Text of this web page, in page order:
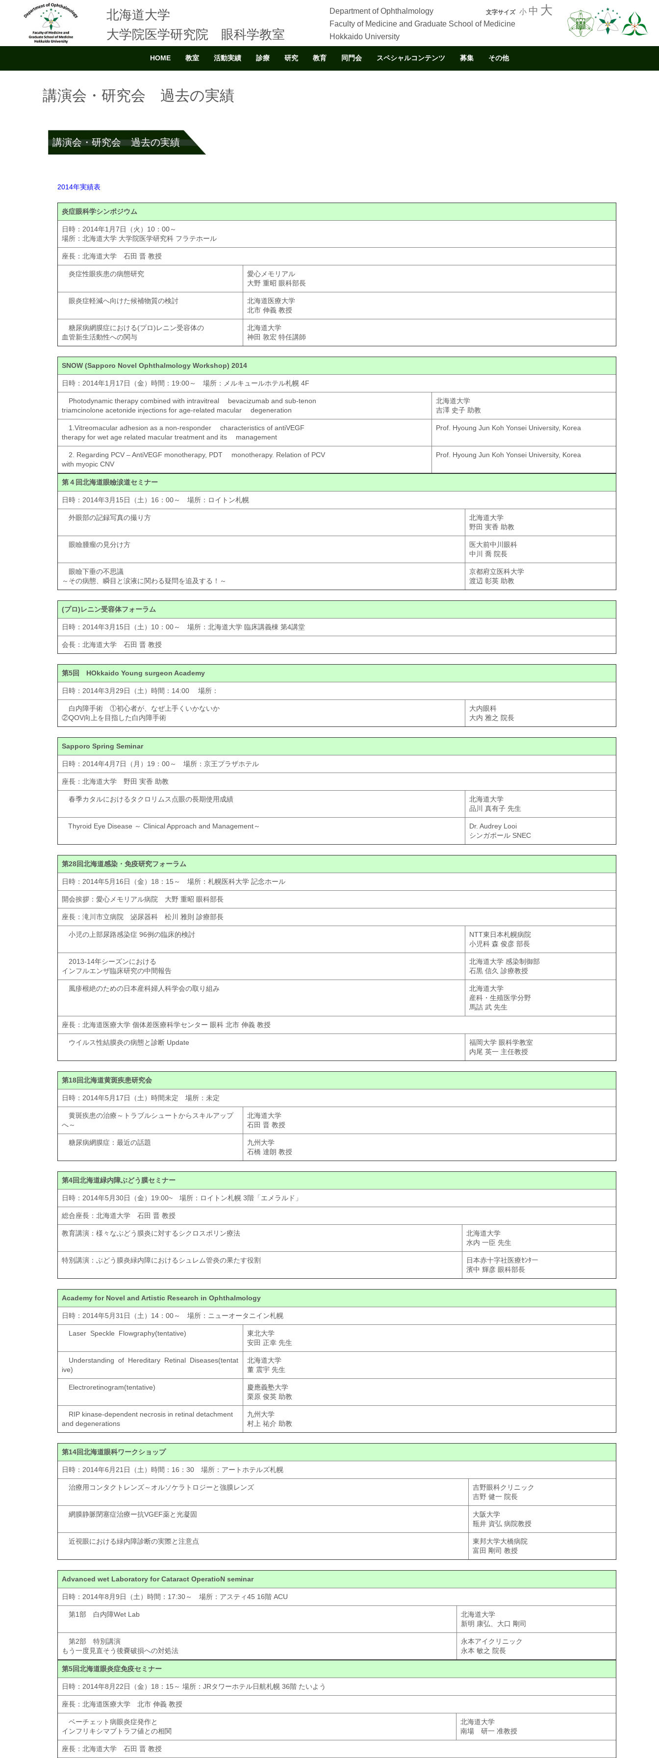
北海道大学
大学院医学研究院 眼科学教室
Department of Ophthalmology
Faculty of Medicine and Graduate School of Medicine
Hokkaido University
文字サイズ 小 中 大
HOME 教室 活動実績 診療 研究 教育 同門会 スペシャルコンテンツ 募集 その他
講演会・研究会 過去の実績
講演会・研究会 過去の実績
2014年実績表
炎症眼科学シンポジウム
日時：2014年1月7日（火）10：00～
場所：北海道大学 大学院医学研究科 フラテホール
座長：北海道大学 石田 晋 教授
炎症性眼疾患の病態研究
愛心メモリアル
大野 重昭 眼科部長
眼炎症軽減へ向けた候補物質の検討
北海道医療大学
北市 伸義 教授
糖尿病網膜症における(プロ)レニン受容体の
血管新生活動性への関与
北海道大学
神田 敦宏 特任講師
SNOW (Sapporo Novel Ophthalmology Workshop) 2014
日時：2014年1月17日（金）時間：19:00～ 場所：メルキュールホテル札幌 4F
Photodynamic therapy combined with intravitreal bevacizumab and sub-tenon
triamcinolone acetonide injections for age-related macular degeneration
北海道大学
吉澤 史子 助教
1.Vitreomacular adhesion as a non-responder characteristics of antiVEGF
therapy for wet age related macular treatment and its management
Prof. Hyoung Jun Koh Yonsei University, Korea
2. Regarding PCV – AntiVEGF monotherapy, PDT monotherapy. Relation of PCV
with myopic CNV
Prof. Hyoung Jun Koh Yonsei University, Korea
第４回北海道眼瞼涙道セミナー
日時：2014年3月15日（土）16：00～ 場所：ロイトン札幌
外眼部の記録写真の撮り方
北海道大学
野田 実香 助教
眼瞼腫瘤の見分け方
医大前中川眼科
中川 喬 院長
眼瞼下垂の不思議
～その病態、瞬目と涙液に関わる疑問を追及する！～
京都府立医科大学
渡辺 彰英 助教
(プロ)レニン受容体フォーラム
日時：2014年3月15日（土）10：00～ 場所：北海道大学 臨床講義棟 第4講堂
会長：北海道大学 石田 晋 教授
第5回 HOkkaido Young surgeon Academy
日時：2014年3月29日（土）時間：14:00 場所：
白内障手術 ①初心者が、なぜ上手くいかないか
②QOV向上を目指した白内障手術
大内眼科
大内 雅之 院長
Sapporo Spring Seminar
日時：2014年4月7日（月）19：00～ 場所：京王プラザホテル
座長：北海道大学 野田 実香 助教
春季カタルにおけるタクロリムス点眼の長期使用成績
北海道大学
品川 真有子 先生
Thyroid Eye Disease ～ Clinical Approach and Management～
Dr. Audrey Looi
シンガポール SNEC
第28回北海道感染・免疫研究フォーラム
日時：2014年5月16日（金）18：15～ 場所：札幌医科大学 記念ホール
開会挨拶：愛心メモリアル病院 大野 重昭 眼科部長
座長：滝川市立病院 泌尿器科 松川 雅則 診療部長
小児の上部尿路感染症 96例の臨床的検討
NTT東日本札幌病院
小児科 森 俊彦 部長
2013-14年シーズンにおける
インフルエンザ臨床研究の中間報告
北海道大学 感染制御部
石黒 信久 診療教授
風疹根絶のための日本産科婦人科学会の取り組み
北海道大学
産科・生殖医学分野
馬詰 武 先生
座長：北海道医療大学 個体差医療科学センター 眼科 北市 伸義 教授
ウイルス性結膜炎の病態と診断 Update
福岡大学 眼科学教室
内尾 英一 主任教授
第18回北海道黄斑疾患研究会
日時：2014年5月17日（土）時間未定 場所：未定
黄斑疾患の治療～トラブルシュートからスキルアップ
へ～
北海道大学
石田 晋 教授
糖尿病網膜症：最近の話題
九州大学
石橋 達朗 教授
第4回北海道緑内障ぶどう膜セミナー
日時：2014年5月30日（金）19:00~ 場所：ロイトン札幌 3階「エメラルド」
総合座長：北海道大学 石田 晋 教授
教育講演：様々なぶどう膜炎に対するシクロスポリン療法
北海道大学
水内 一臣 先生
特別講演：ぶどう膜炎緑内障におけるシュレム管炎の果たす役割
日本赤十字社医療ｾﾝﾀー
濱中 輝彦 眼科部長
Academy for Novel and Artistic Research in Ophthalmology
日時：2014年5月31日（土）14：00～ 場所：ニューオータニイン札幌
Laser Speckle Flowgraphy(tentative)
東北大学
安田 正幸 先生
Understanding of Hereditary Retinal Diseases(tentat
ive)
北海道大学
董 震宇 先生
Electroretinogram(tentative)
慶應義塾大学
栗原 俊英 助教
RIP kinase-dependent necrosis in retinal detachment
and degenerations
九州大学
村上 祐介 助教
第14回北海道眼科ワークショップ
日時：2014年6月21日（土）時間：16：30 場所：アートホテルズ札幌
治療用コンタクトレンズ～オルソケラトロジーと強膜レンズ
吉野眼科クリニック
吉野 健一 院長
網膜静脈閉塞症治療ー抗VGEF薬と光凝固
大阪大学
瓶井 資弘 病院教授
近視眼における緑内障診断の実際と注意点
東邦大学大橋病院
富田 剛司 教授
Advanced wet Laboratory for Cataract OperatioN seminar
日時：2014年8月9日（土）時間：17:30～ 場所：アスティ45 16階 ACU
第1部 白内障Wet Lab
北海道大学
新明 康弘、大口 剛司
第2部 特別講演
もう一度見直そう後嚢破損への対処法
永本アイクリニック
永本 敏之 院長
第5回北海道眼炎症免疫セミナー
日時：2014年8月22日（金）18：15～ 場所：JRタワーホテル日航札幌 36階 たいよう
座長：北海道医療大学 北市 伸義 教授
ベーチェット病眼炎症発作と
インフリキシマブトラフ値との相関
北海道大学
南場 研一 准教授
座長：北海道大学 石田 晋 教授